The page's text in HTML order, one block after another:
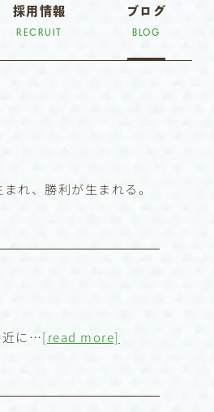
採用情報
RECRUIT
ブログ
BLOG
れ、勝利が生まれる。
近に…[read more]